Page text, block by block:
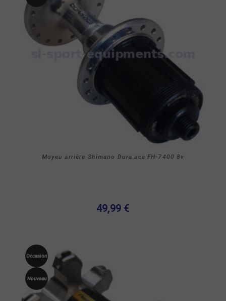
Moyeu arrière Shimano Dura ace FH-7400 8v
49,99 €
Occasion
Nouveau